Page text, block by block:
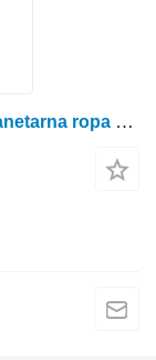
Редуктор хода Holmer przekładnia planetarna ropa для зерноуборочного комбайна